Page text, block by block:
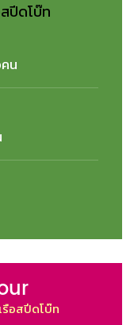
สปีดโบ๊ท
น
รือสปีดโบ๊ท